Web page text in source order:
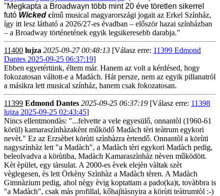
"Megkapta a Broadwayn több mint 20 éve töretlen sikerrel
futó Wicked című musical magyarországi jogait az Erkel Színház,
így itt lesz látható a 2026/27-es évadban – először hazai színházban
– a Broadway történetének egyik legsikeresebb darabja."
11400 lujza 2025-09-27 00:48:13 [Válasz erre: 11399 Edmond
Dantes 2025-09-25 06:37:19]
Ebben egyetértünk, éltem már. Hanem az volt a kérdésed, hogy
fokozatosan váltott-e a Madách. Hát persze, nem az egyik pillanatról
a másikra lett musical színház, hanem csak fokozatosan.
11399 Edmond Dantes 2025-09-25 06:37:19 [Válasz erre: 11398
lujza 2025-09-25 02:43:45]
Nincs ellentmondàs: "...felvette a vele egyesülő, onnantòl (1960-61
körül) kamaraszìnhàzakènt működő Madàch tèri teàtrum egykori
nevèt." Ez az Erzsèbet körùti szìnhàzra èrtendő. Onnantòl a körùti
nagyszìnhàz lett "a Madàch", a Madàch tèri egykori Madàch pedig,
beleolvadva a körùtiba, Madàch Kamaraszìnhàz nèven működött.
Kèt èpület, egy tàrsulat. A 2000-es èvek elejèn vàltak szèt
vèglegesen, ès lett Örkèny Szìnhàz a Madàch tèren. A Madàch
Gimnàzium pedig, ahol nègy èvig koptattam a pado(ka)t, tovàbbra is
"a Madàch", csak màs profillal, kőhajìtàsnyira a körùti teàtrumtòl :-)